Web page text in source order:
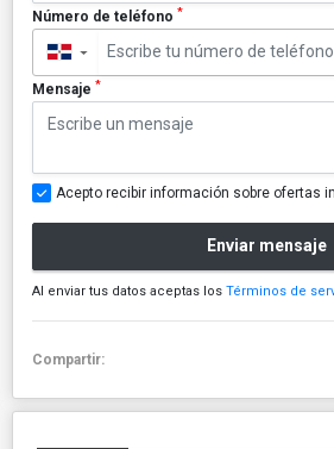
Número de teléfono *
▼
Mensaje *
Acepto recibir información sobre ofertas
Enviar mensaje
Al enviar tus datos aceptas los Términos de
Compartir: